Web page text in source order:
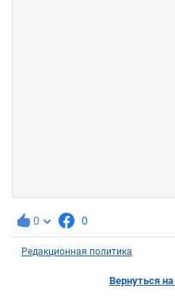
0 0
Редакционная политика
Вернуться